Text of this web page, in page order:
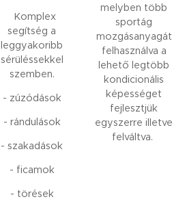
Komplex
segítség a
leggyakoribb
sérüléssekkel
szemben.
- zúzódások
- rándulások
- szakadások
- ficamok
- törések
melyben több
sportág
mozgásanyagát
felhasználva a
lehető legtöbb
kondicionális
képességet
fejlesztjük
egyszerre illetve
felváltva.